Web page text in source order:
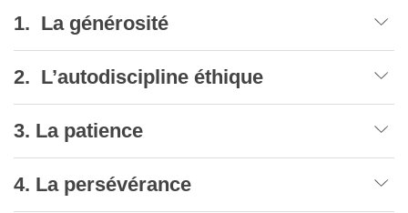
1. La générosité
2. L’autodiscipline éthique
3. La patience
4. La persévérance